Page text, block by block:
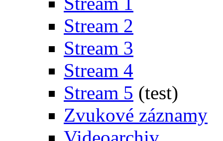
Stream 2
Stream 3
Stream 4
Stream 5 (test)
Zvukové záznamy